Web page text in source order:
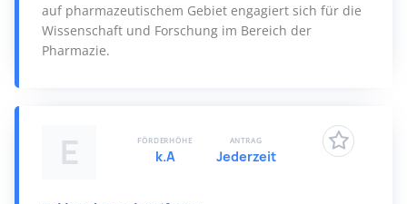
auf pharmazeutischem Gebiet engagiert sich für die
Wissenschaft und Forschung im Bereich der
Pharmazie.
E FÖRDERHÖHE
k.A
ANTRAG
Jederzeit